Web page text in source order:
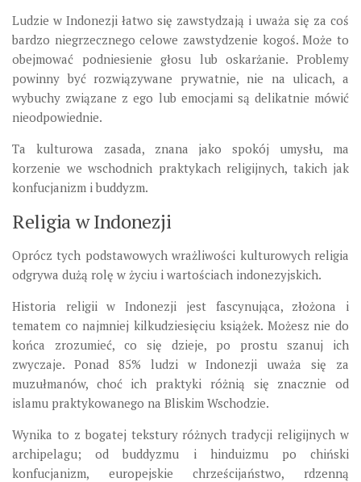
Ludzie w Indonezji łatwo się zawstydzają i uważa się za coś
bardzo niegrzecznego celowe zawstydzenie kogoś. Może to
obejmować podniesienie głosu lub oskarżanie. Problemy
powinny być rozwiązywane prywatnie, nie na ulicach, a
wybuchy związane z ego lub emocjami są delikatnie mówić
nieodpowiednie.
Ta kulturowa zasada, znana jako spokój umysłu, ma
korzenie we wschodnich praktykach religijnych, takich jak
konfucjanizm i buddyzm.
Religia w Indonezji
Oprócz tych podstawowych wrażliwości kulturowych religia
odgrywa dużą rolę w życiu i wartościach indonezyjskich.
Historia religii w Indonezji jest fascynująca, złożona i
tematem co najmniej kilkudziesięciu książek. Możesz nie do
końca zrozumieć, co się dzieje, po prostu szanuj ich
zwyczaje. Ponad 85% ludzi w Indonezji uważa się za
muzułmanów, choć ich praktyki różnią się znacznie od
islamu praktykowanego na Bliskim Wschodzie.
Wynika to z bogatej tekstury różnych tradycji religijnych w
archipelagu; od buddyzmu i hinduizmu po chiński
konfucjanizm, europejskie chrześcijaństwo, rdzenną